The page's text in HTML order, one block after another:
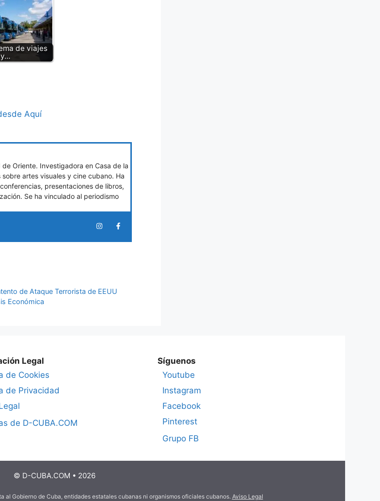
de viajes
Aquí
Oriente. Investigadora en Casa de la
artes visuales y cine cubano. Ha
presentaciones de libros,
Se ha vinculado al periodismo
de Ataque Terrorista de EEUU
Económica
Legal
de Cookies
de Privacidad
de D-CUBA.COM
Síguenos
Youtube
Instagram
Facebook
Pinterest
Grupo FB
© D-CUBA.COM • 2026
al Gobierno de Cuba, entidades estatales cubanas ni organismos oficiales cubanos. Aviso Legal